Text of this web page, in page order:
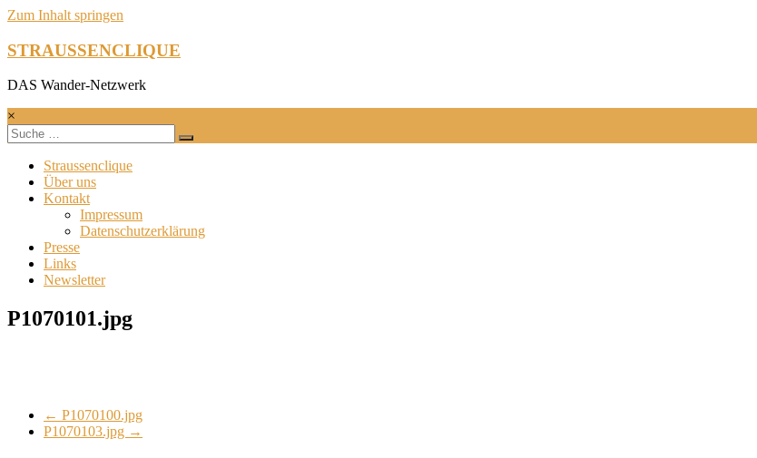
Zum Inhalt springen
STRAUSSENCLIQUE
DAS Wander-Netzwerk
×
Straussenclique
Über uns
Kontakt
Impressum
Datenschutzerklärung
Presse
Links
Newsletter
P1070101.jpg
← P1070100.jpg
P1070103.jpg →